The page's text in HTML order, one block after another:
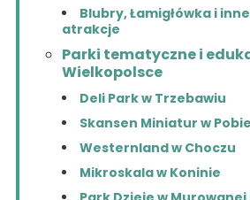
Blubry, Łamigłówka i
atrakcje
Parki tematyczne i
Wielkopolsce
Deli Park w Trzebawiu
Skansen Miniatur w
Westernland w Choczu
Mikroskala w Koninie